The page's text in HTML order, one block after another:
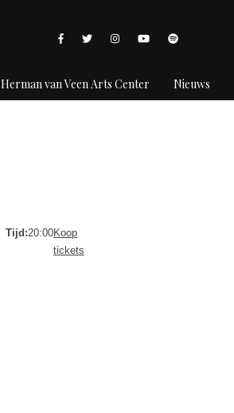
Herman van Veen Arts Center Nieuws
Tijd:20:00Koop
tickets